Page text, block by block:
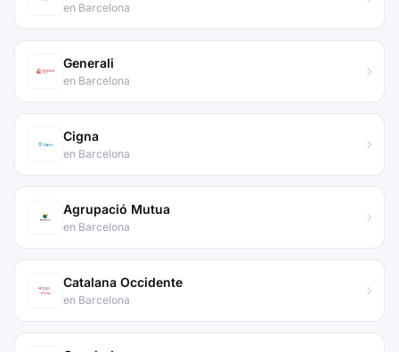
en Barcelona
Generali
en Barcelona
Cigna
en Barcelona
Agrupació Mutua
en Barcelona
Catalana Occidente
en Barcelona